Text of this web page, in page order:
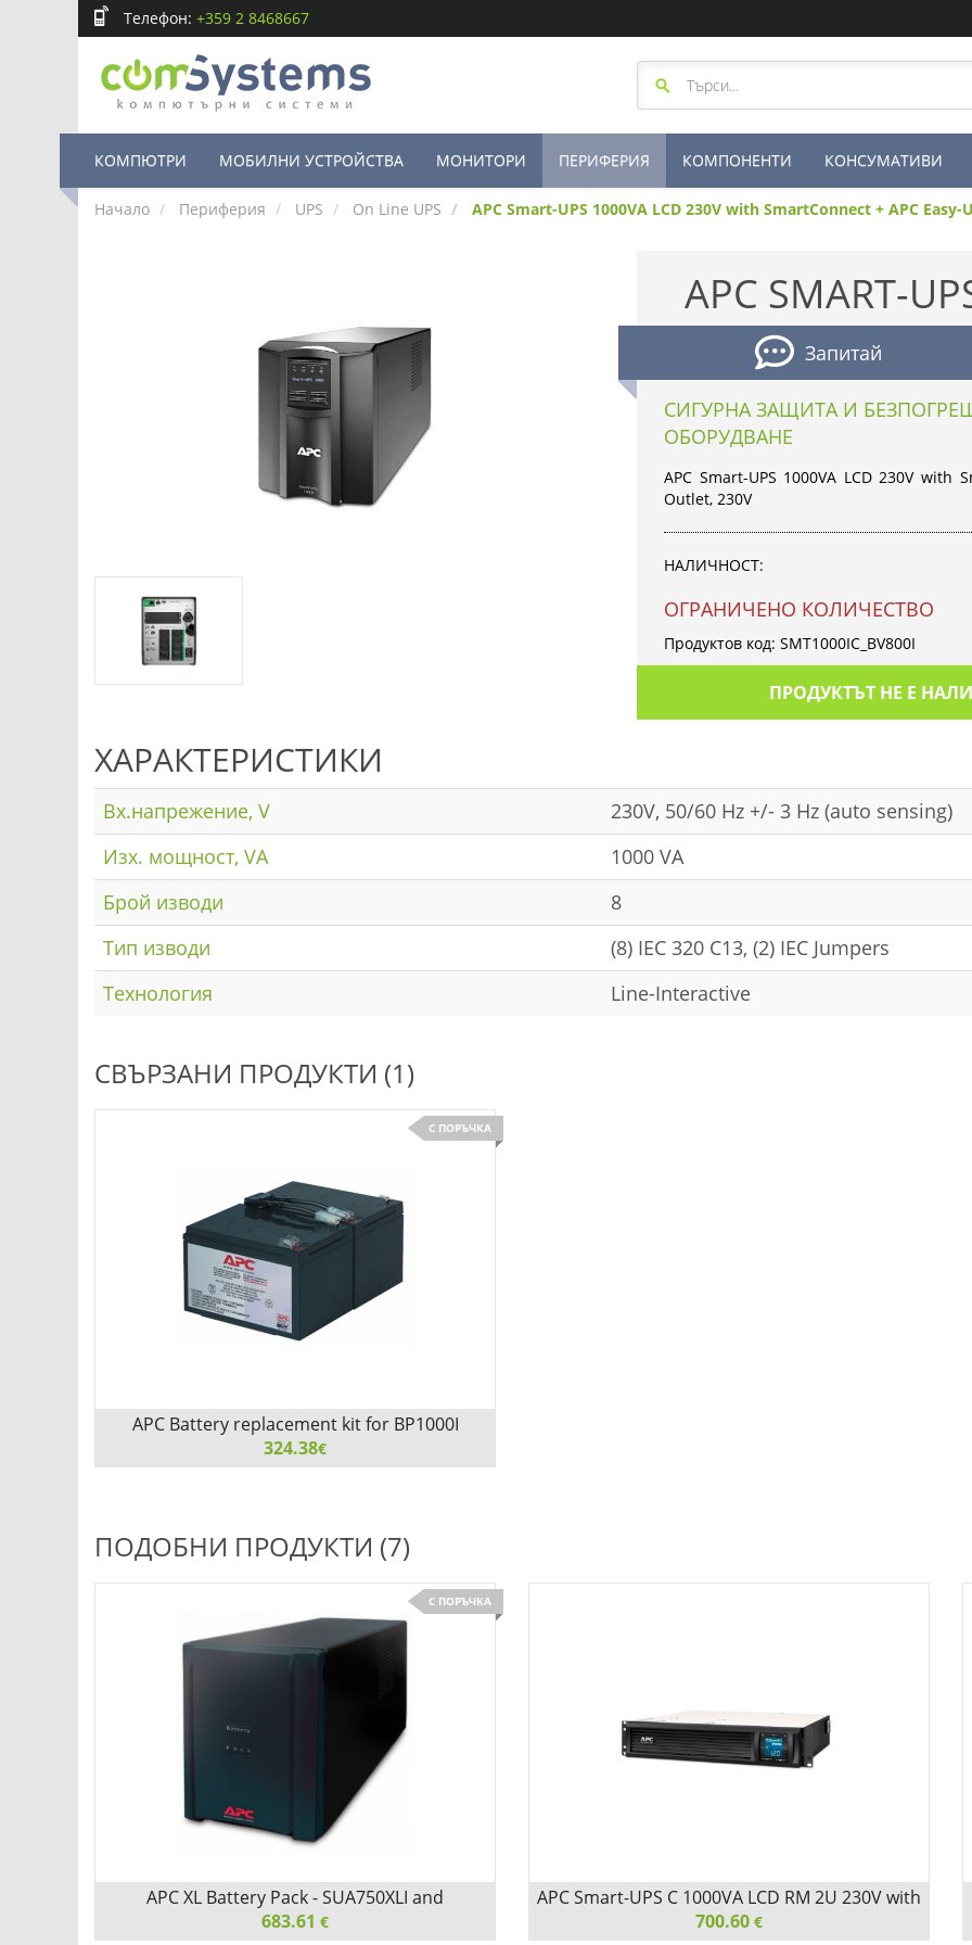
Телефон: +359 2 8468667
КОМПЮТРИ МОБИЛНИ УСТРОЙСТВА МОНИТОРИ ПЕРИФЕРИЯ КОМПОНЕНТИ КОНСУМАТИВИ
Начало Периферия UPS On Line UPS APC Smart-UPS 1000VA LCD 230V with SmartConnect + APC Easy-
APC SMART-
Запитай
СИГУРНА ЗАЩИТА И
ОБОРУДВАНЕ
APC Smart-UPS 1000VA LCD 230V with
Outlet, 230V
НАЛИЧНОСТ:
OГРАНИЧЕНО КОЛИЧЕСТВО
Продуктов код: SMT1000IC_BV800I
ПРОДУКТЪТ НЕ Е
ХАРАКТЕРИСТИКИ
Вх.напрежение, V
230V, 50/60 Hz +/- 3 Hz (auto sensing)
Изх. мощност, VA
1000 VA
Брой изводи
8
Тип изводи
(8) IEC 320 C13, (2) IEC Jumpers
Технология
Line-Interactive
СВЪРЗАНИ ПРОДУКТИ (1)
С ПОРЪЧКА
APC Battery replacement kit for BP1000I
324.38€
ПОДОБНИ ПРОДУКТИ (7)
С ПОРЪЧКА
APC XL Battery Pack - SUA750XLI and
SUA1000XLI
683.61 €
APC Smart-UPS C 1000VA LCD RM 2U 230V with
SmartConnect
700.60 €